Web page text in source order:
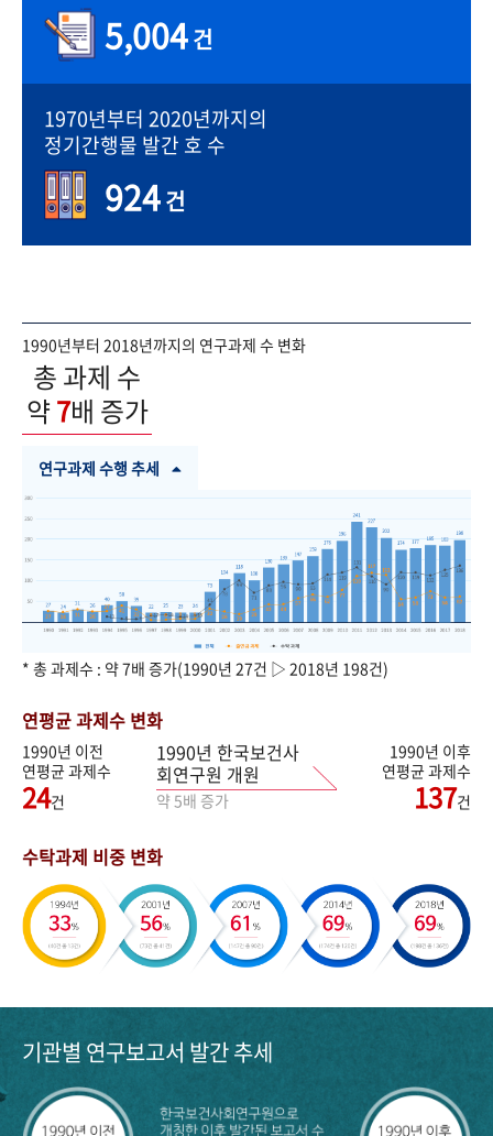
5,004건
1970년부터 2020년까지의
정기간행물 발간 호 수
924건
1990년부터 2018년까지의 연구과제 수 변화
총 과제 수
약7배 증가
연구과제 수행 추세
* 총 과제수 : 약 7배 증가(1990년 27건 ▷ 2018년 198건)
연평균 과제수 변화
1990년 이전
연평균 과제수
24건
1990년 한국보건사
회연구원 개원
약 5배 증가
1990년 이후
연평균 과제수
137건
수탁과제 비중 변화
기관별 연구보고서 발간 추세